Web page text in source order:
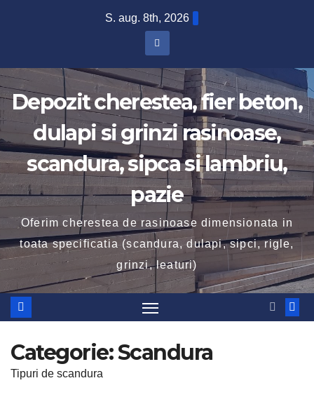
S. aug. 8th, 2026
Depozit cherestea, fier beton,
dulapi si grinzi rasinoase,
scandura, sipca si lambriu,
pazie
Oferim cherestea de rasinoase dimensionata in
toata specificatia (scandura, dulapi, sipci, rigle,
grinzi, leaturi)
Categorie:Scandura
Tipuri de scandura